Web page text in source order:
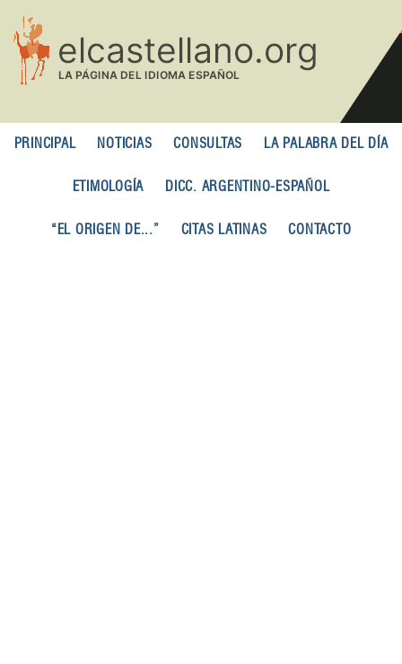
contenido
principal
PRINCIPAL NOTICIAS CONSULTAS LA PALABRA DEL DÍA
ETIMOLOGÍA DICC. ARGENTINO-ESPAÑOL
“EL ORIGEN DE...” CITAS LATINAS CONTACTO